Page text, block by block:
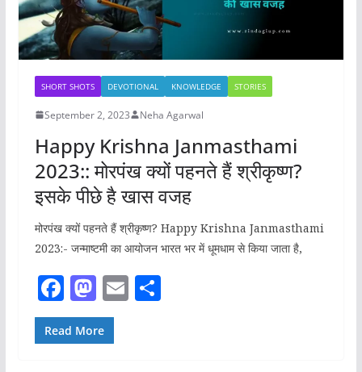
SHORT SHOTS DEVOTIONAL KNOWLEDGE STORIES
September 2, 2023 Neha Agarwal
Happy Krishna Janmasthami
2023:: मोरपंख क्यों पहनते हैं श्रीकृष्ण?
इसके पीछे है खास वजह
मोरपंख क्यों पहनते हैं श्रीकृष्ण? Happy Krishna Janmasthami
2023:- जन्माष्टमी का आयोजन भारत भर में धूमधाम से किया जाता है,
F
a
c
M
a
st
E S
Read More